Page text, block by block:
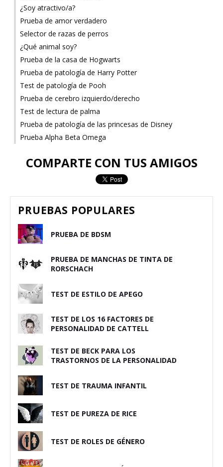
¿Soy atractivo/a?
Prueba de amor verdadero
Selector de razas de perros
¿Qué animal soy?
Prueba de la casa de Hogwarts
Prueba de patología de Harry Potter
Test de patología de Pooh
Prueba de cerebro izquierdo/derecho
Test de lectura de palma
Prueba de patología de las princesas de Disney
Prueba Alpha Beta Omega
COMPARTE CON TUS AMIGOS
PRUEBAS POPULARES
PRUEBA DE BDSM
PRUEBA DE MANCHAS DE TINTA DE
RORSCHACH
TEST DE ESTILO DE APEGO
TEST DE LOS 16 FACTORES DE
PERSONALIDAD DE CATTELL
TEST DE BECK PARA LOS
TRASTORNOS DE LA PERSONALIDAD
TEST DE TRAUMA INFANTIL
TEST DE PUREZA DE RICE
TEST DE ROLES DE GÉNERO